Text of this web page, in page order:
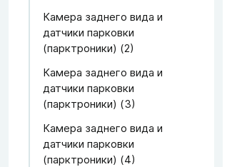
Камера заднего вида и
датчики парковки
(парктроники) (2)
Камера заднего вида и
датчики парковки
(парктроники) (3)
Камера заднего вида и
датчики парковки
(парктроники) (4)